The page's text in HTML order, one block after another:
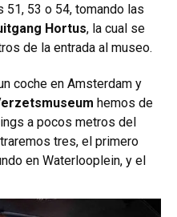
53 o 54, tomando las
Hortus, la cual se
de la entrada al museo.
coche en Amsterdam y
hemos de
a pocos metros del
tres, el primero
en Waterlooplein, y el